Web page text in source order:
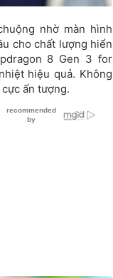
nhờ màn hình
cho chất lượng hiển
8 Gen 3 for
hiệu quả. Không
ấn tượng.